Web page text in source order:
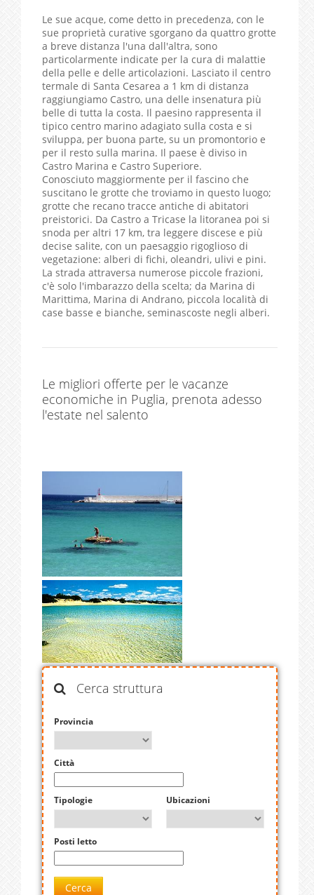
Le sue acque, come detto in precedenza, con le
sue proprietà curative sgorgano da quattro grotte
a breve distanza l'una dall'altra, sono
particolarmente indicate per la cura di malattie
della pelle e delle articolazioni. Lasciato il centro
termale di Santa Cesarea a 1 km di distanza
raggiungiamo Castro, una delle insenatura più
belle di tutta la costa. Il paesino rappresenta il
tipico centro marino adagiato sulla costa e si
sviluppa, per buona parte, su un promontorio e
per il resto sulla marina. Il paese è diviso in
Castro Marina e Castro Superiore.
Conosciuto maggiormente per il fascino che
suscitano le grotte che troviamo in questo luogo;
grotte che recano tracce antiche di abitatori
preistorici. Da Castro a Tricase la litoranea poi si
snoda per altri 17 km, tra leggere discese e più
decise salite, con un paesaggio rigoglioso di
vegetazione: alberi di fichi, oleandri, ulivi e pini.
La strada attraversa numerose piccole frazioni,
c'è solo l'imbarazzo della scelta; da Marina di
Marittima, Marina di Andrano, piccola località di
case basse e bianche, seminascoste negli alberi.
Le migliori offerte per le vacanze
economiche in Puglia, prenota adesso
l'estate nel salento
Cerca struttura
Provincia
Città
Tipologie Ubicazioni
Posti letto
Cerca